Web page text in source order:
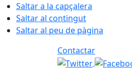
Saltar a la capçalera
Saltar al contingut
Saltar al peu de pàgina
Contactar